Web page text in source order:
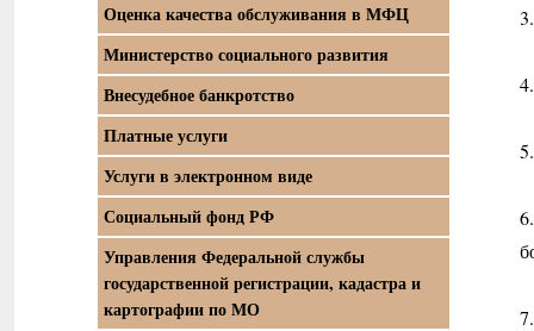
Оценка качества обслуживания в МФЦ
Министерство социального развития
Внесудебное банкротство
Платные услуги
Услуги в электронном виде
Социальный фонд РФ
Управления Федеральной службы
государственной регистрации, кадастра и
картографии по МО